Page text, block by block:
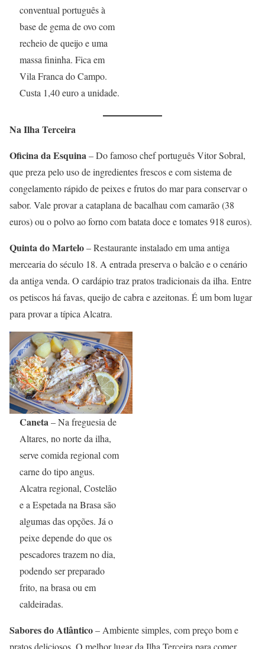
conventual português à
base de gema de ovo com
recheio de queijo e uma
massa fininha. Fica em
Vila Franca do Campo.
Custa 1,40 euro a unidade.
Na Ilha Terceira
Oficina da Esquina– Do famoso chef português Vitor Sobral,
que preza pelo uso de ingredientes frescos e com sistema de
congelamento rápido de peixes e frutos do mar para conservar o
sabor. Vale provar a cataplana de bacalhau com camarão (38
euros) ou o polvo ao forno com batata doce e tomates 918 euros).
Quinta do Martelo– Restaurante instalado em uma antiga
mercearia do século 18. A entrada preserva o balcão e o cenário
da antiga venda. O cardápio traz pratos tradicionais da ilha. Entre
os petiscos há favas, queijo de cabra e azeitonas. É um bom lugar
para provar a típica Alcatra.
Caneta – Na freguesia de
Altares, no norte da ilha,
serve comida regional com
carne do tipo angus.
Alcatra regional, Costelão
e a Espetada na Brasa são
algumas das opções. Já o
peixe depende do que os
pescadores trazem no dia,
podendo ser preparado
frito, na brasa ou em
caldeiradas.
Sabores do Atlântico– Ambiente simples, com preço bom e
pratos deliciosos. O melhor lugar da Ilha Terceira para comer